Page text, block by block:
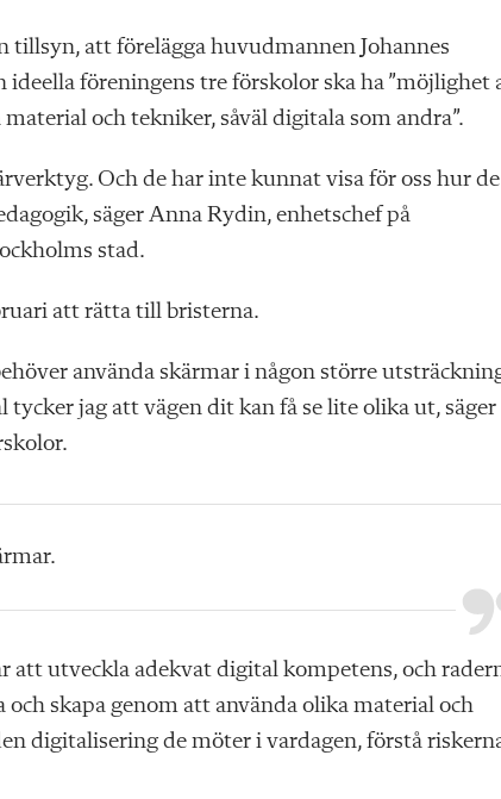
tillsyn, att förelägga huvudmannen Johannes
föreningens tre förskolor ska ha ”möjlighet
och tekniker, såväl digitala som andra”.
Och de har inte kunnat visa för oss hur de
säger Anna Rydin, enhetschef på
stad.
att rätta till bristerna.
använda skärmar i någon större
tycker jag att vägen dit kan få se lite olika ut, säger
att utveckla adekvat digital kompetens, och
skapa genom att använda olika material och
digitalisering de möter i vardagen, förstå